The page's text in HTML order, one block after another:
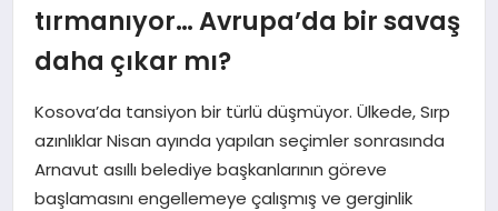
MAGAZIN
SAĞLIK
SPOR
tırmanıyor… Avrupa’da bir savaş
daha çıkar mı?
Kosova’da tansiyon bir türlü düşmüyor. Ülkede, Sırp
azınlıklar Nisan ayında yapılan seçimler sonrasında
Arnavut asıllı belediye başkanlarının göreve
başlamasını engellemeye çalışmış ve gerginlik